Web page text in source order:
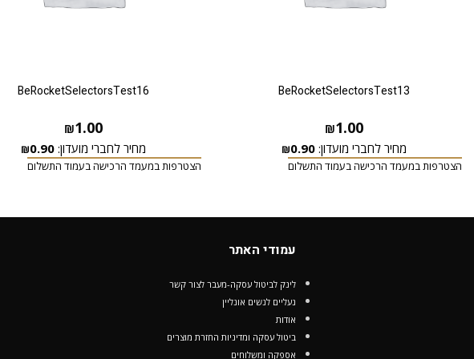
BeRocketSelectorsTest13
₪1.00
מחיר לחברי מועדון: ₪0.90
הצטרפות במעמד הרכישה בעמוד התשלום
BeRocketSelectorsTest16
₪1.00
מחיר לחברי מועדון: ₪0.90
הצטרפות במעמד הרכישה בעמוד התשלום
עמודי האתר
לינק לביטול עסקה-מעבר לצור קשר
נעליים לנשים אונליין
אודות
ביטול עסקה ומדיניות החזרת מוצרים
אספקה ומשלוחים